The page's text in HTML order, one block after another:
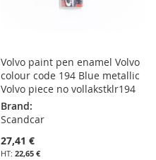
Volvo paint pen enamel Volvo
colour code 194 Blue metallic
Volvo piece no vollakstklr194
Brand:
Scandcar
27,41 €
22,65 €